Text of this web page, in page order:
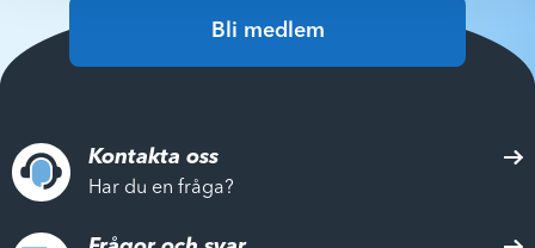
Bli medlem
Kontakta oss
Har du en fråga?